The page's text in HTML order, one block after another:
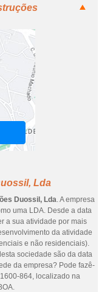
Lda
Duossil, Lda. A empresa
uma LDA. Desde a data
a sua atividade por mais
da atividade
e não residenciais).
sociedade são da data
da empresa? Pode fazê-
864, localizado na